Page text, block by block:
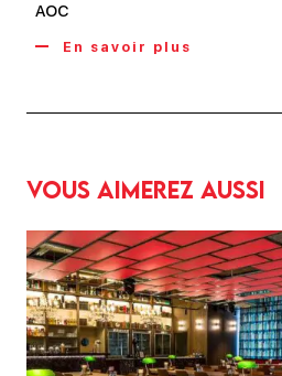
AOC
En savoir plus
Vous aimerez aussi